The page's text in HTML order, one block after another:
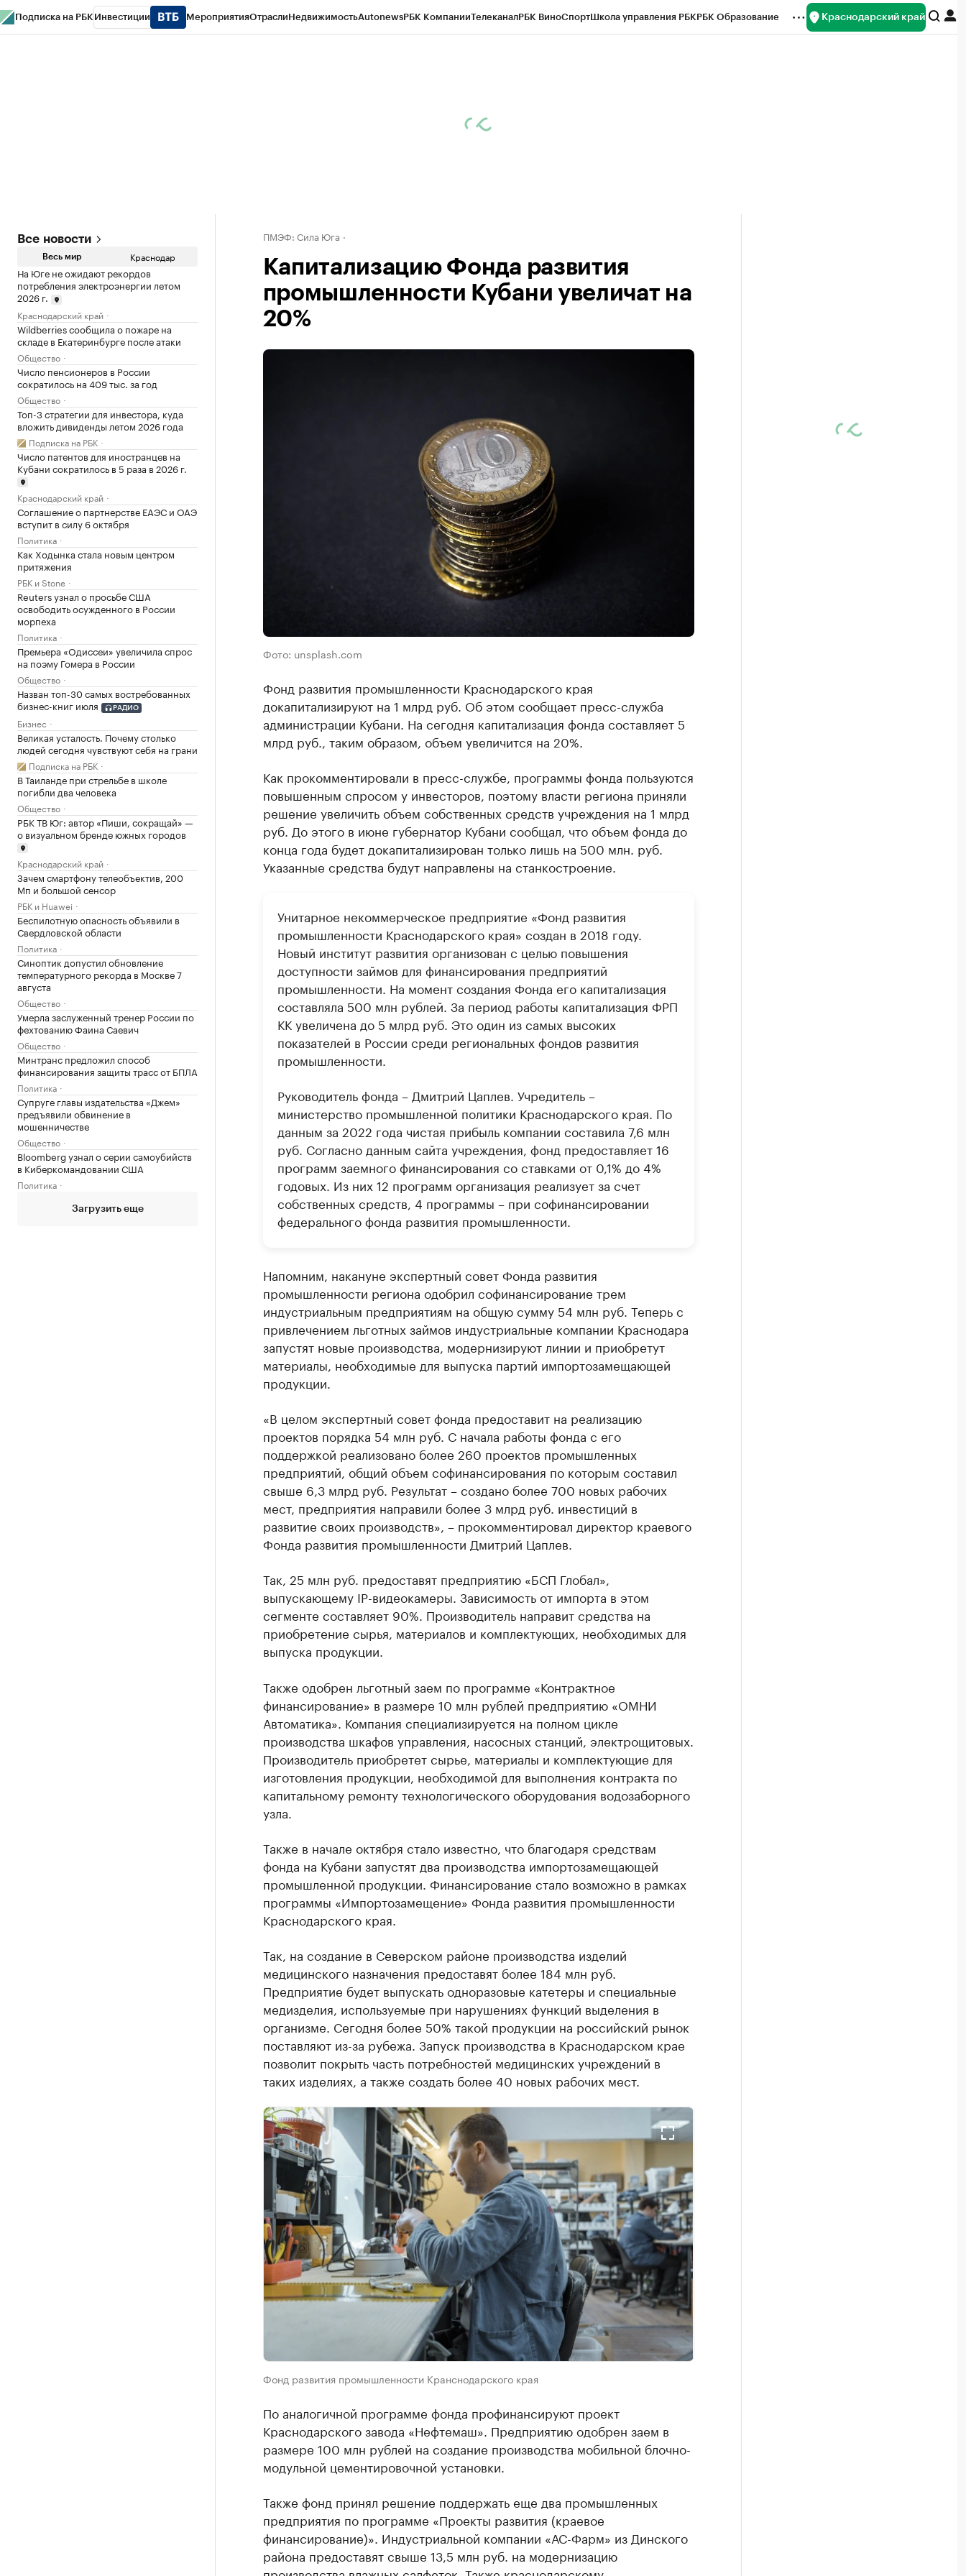
Подписка на РБК Инвестиции МероприятияОтраслиНедвижимостьAutonewsРБК КомпанииТелеканалРБК ВиноСпортШкола управления РБКРБК Образование Краснодарский край
Все новости
Весь мир Краснодар
На Юге не ожидают рекордов
потребления электроэнергии летом
2026 г.
Краснодарский край
Wildberries сообщила о пожаре на
складе в Екатеринбурге после атаки
Общество
Число пенсионеров в России
сократилось на 409 тыс. за год
Общество
Топ-3 стратегии для инвестора, куда
вложить дивиденды летом 2026 года
Подписка на РБК
Число патентов для иностранцев на
Кубани сократилось в 5 раза в 2026 г.
Краснодарский край
Соглашение о партнерстве ЕАЭС и ОАЭ
вступит в силу 6 октября
Политика
Как Ходынка стала новым центром
притяжения
РБК и Stone
Reuters узнал о просьбе США
освободить осужденного в России
морпеха
Политика
Премьера «Одиссеи» увеличила спрос
на поэму Гомера в России
Общество
Назван топ-30 самых востребованных
бизнес-книг июля
РАДИО
Бизнес
Великая усталость. Почему столько
людей сегодня чувствуют себя на грани
Подписка на РБК
В Таиланде при стрельбе в школе
погибли два человека
Общество
РБК ТВ Юг: автор «Пиши, сокращай» —
о визуальном бренде южных городов
Краснодарский край
Зачем смартфону телеобъектив, 200
Мп и большой сенсор
РБК и Huawei
Беспилотную опасность объявили в
Свердловской области
Политика
Синоптик допустил обновление
температурного рекорда в Москве 7
августа
Общество
Умерла заслуженный тренер России по
фехтованию Фаина Саевич
Общество
Минтранс предложил способ
финансирования защиты трасс от БПЛА
Политика
Супруге главы издательства «Джем»
предъявили обвинение в
мошенничестве
Общество
Bloomberg узнал о серии самоубийств
в Киберкомандовании США
Политика
Загрузить еще
ПМЭФ: Сила Юга
Капитализацию Фонда развития
промышленности Кубани увеличат на
20%
Фото: unsplash.com
Фонд развития промышленности Краснодарского края
докапитализируют на 1 млрд руб. Об этом сообщает пресс-служба
администрации Кубани. На сегодня капитализация фонда составляет 5
млрд руб., таким образом, объем увеличится на 20%.
Как прокомментировали в пресс-службе, программы фонда пользуются
повышенным спросом у инвесторов, поэтому власти региона приняли
решение увеличить объем собственных средств учреждения на 1 млрд
руб. До этого в июне губернатор Кубани сообщал, что объем фонда до
конца года будет докапитализирован только лишь на 500 млн. руб.
Указанные средства будут направлены на станкостроение.
Унитарное некоммерческое предприятие «Фонд развития
промышленности Краснодарского края» создан в 2018 году.
Новый институт развития организован с целью повышения
доступности займов для финансирования предприятий
промышленности. На момент создания Фонда его капитализация
составляла 500 млн рублей. За период работы капитализация ФРП
КК увеличена до 5 млрд руб. Это один из самых высоких
показателей в России среди региональных фондов развития
промышленности.
Руководитель фонда – Дмитрий Цаплев. Учредитель –
министерство промышленной политики Краснодарского края. По
данным за 2022 года чистая прибыль компании составила 7,6 млн
руб. Согласно данным сайта учреждения, фонд предоставляет 16
программ заемного финансирования со ставками от 0,1% до 4%
годовых. Из них 12 программ организация реализует за счет
собственных средств, 4 программы – при софинансировании
федерального фонда развития промышленности.
Напомним, накануне экспертный совет Фонда развития
промышленности региона одобрил софинансирование трем
индустриальным предприятиям на общую сумму 54 млн руб. Теперь с
привлечением льготных займов индустриальные компании Краснодара
запустят новые производства, модернизируют линии и приобретут
материалы, необходимые для выпуска партий импортозамещающей
продукции.
«В целом экспертный совет фонда предоставит на реализацию
проектов порядка 54 млн руб. С начала работы фонда с его
поддержкой реализовано более 260 проектов промышленных
предприятий, общий объем софинансирования по которым составил
свыше 6,3 млрд руб. Результат – создано более 700 новых рабочих
мест, предприятия направили более 3 млрд руб. инвестиций в
развитие своих производств», – прокомментировал директор краевого
Фонда развития промышленности Дмитрий Цаплев.
Так, 25 млн руб. предоставят предприятию «БСП Глобал»,
выпускающему IP-видеокамеры. Зависимость от импорта в этом
сегменте составляет 90%. Производитель направит средства на
приобретение сырья, материалов и комплектующих, необходимых для
выпуска продукции.
Также одобрен льготный заем по программе «Контрактное
финансирование» в размере 10 млн рублей предприятию «ОМНИ
Автоматика». Компания специализируется на полном цикле
производства шкафов управления, насосных станций, электрощитовых.
Производитель приобретет сырье, материалы и комплектующие для
изготовления продукции, необходимой для выполнения контракта по
капитальному ремонту технологического оборудования водозаборного
узла.
Также в начале октября стало известно, что благодаря средствам
фонда на Кубани запустят два производства импортозамещающей
промышленной продукции. Финансирование стало возможно в рамках
программы «Импортозамещение» Фонда развития промышленности
Краснодарского края.
Так, на создание в Северском районе производства изделий
медицинского назначения предоставят более 184 млн руб.
Предприятие будет выпускать одноразовые катетеры и специальные
медизделия, используемые при нарушениях функций выделения в
организме. Сегодня более 50% такой продукции на российский рынок
поставляют из-за рубежа. Запуск производства в Краснодарском крае
позволит покрыть часть потребностей медицинских учреждений в
таких изделиях, а также создать более 40 новых рабочих мест.
Фонд развития промышленности Кранснодарского края
По аналогичной программе фонда профинансируют проект
Краснодарского завода «Нефтемаш». Предприятию одобрен заем в
размере 100 млн рублей на создание производства мобильной блочно-
модульной цементировочной установки.
Также фонд принял решение поддержать еще два промышленных
предприятия по программе «Проекты развития (краевое
финансирование)». Индустриальной компании «АС-Фарм» из Динского
района предоставят свыше 13,5 млн руб. на модернизацию